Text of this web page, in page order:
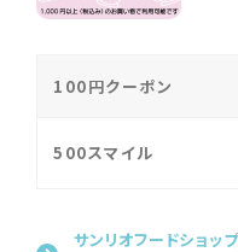
100円クーポン
500スマイル
サンリオフードショッ